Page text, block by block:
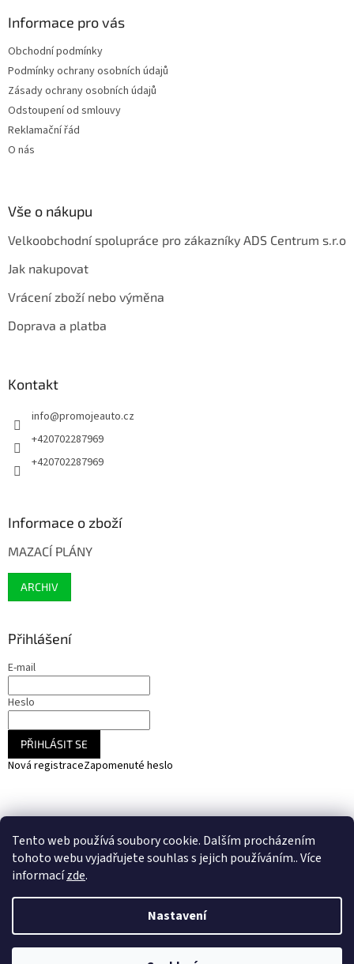
Tento web používá soubory cookie. Dalším procházením
tohoto webu vyjadřujete souhlas s jejich používáním.. Více
informacízde.
Nastavení
Informace pro vás
Obchodní podmínky
Podmínky ochrany osobních údajů
Zásady ochrany osobních údajů
Odstoupení od smlouvy
Reklamační řád
O nás
Vše o nákupu
Velkoobchodní spolupráce pro zákazníky ADS Centrum s.r.o
Jak nakupovat
Vrácení zboží nebo výměna
Doprava a platba
Kontakt
info@promojeauto.cz
+420702287969
+420702287969
Informace o zboží
MAZACÍ PLÁNY
ARCHIV
Přihlášení
E-mail
Heslo
PŘIHLÁSIT SE
Nová registraceZapomenuté heslo
SOLARCZ.cz - Vše pro solární energie a fotovoltaiku
Vytvořil Shoptet